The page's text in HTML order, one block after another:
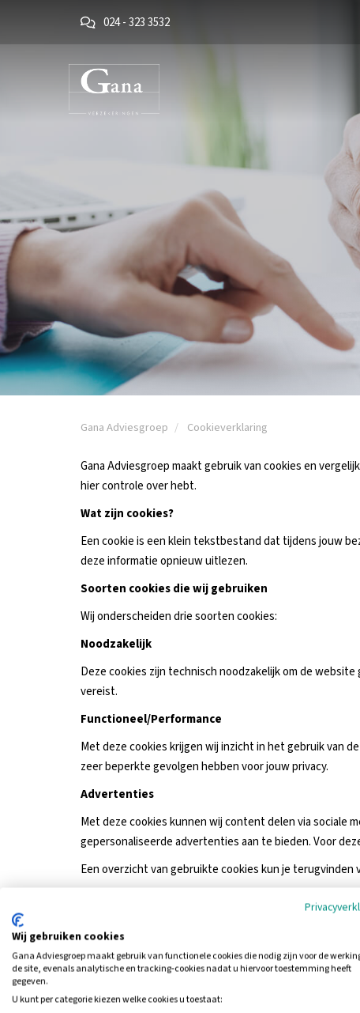
024 - 323 3532
Gana Adviesgroep Cookieverklaring
Gana Adviesgroep maakt gebruik van cookies en
hier controle over hebt.
Wat zijn cookies?
Een cookie is een klein tekstbestand dat tijdens jouw
deze informatie opnieuw uitlezen.
Soorten cookies die wij gebruiken
Wij onderscheiden drie soorten cookies:
Noodzakelijk
Deze cookies zijn technisch noodzakelijk om de
vereist.
Functioneel/Performance
Met deze cookies krijgen wij inzicht in het gebruik van
zeer beperkte gevolgen hebben voor jouw privacy.
Advertenties
Met deze cookies kunnen wij content delen via sociale
gepersonaliseerde advertenties aan te bieden. Voor
Een overzicht van gebruikte cookies kun je
Bij jouw eerste bezoek aan onze website tonen wij een
Alle cookies accepteren
Cookies weigeren
Instellingen opslaan
Wij gebruiken cookies
Gana Adviesgroep maakt gebruik van functionele cookies die nodig zijn voor de
de site, evenals analytische en tracking‑cookies nadat u hiervoor toestemming heeft
gegeven.
U kunt per categorie kiezen welke cookies u toestaat: